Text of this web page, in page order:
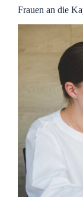
Frauen an die